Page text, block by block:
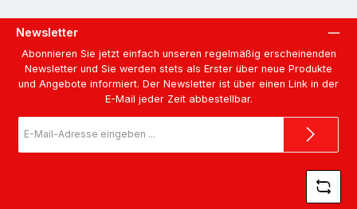
Newsletter
Abonnieren Sie jetzt einfach unseren regelmäßig erscheinenden
Newsletter und Sie werden stets als Erster über neue Produkte
und Angebote informiert. Der Newsletter ist über einen Link in der
E-Mail jeder Zeit abbestellbar.
Mail-